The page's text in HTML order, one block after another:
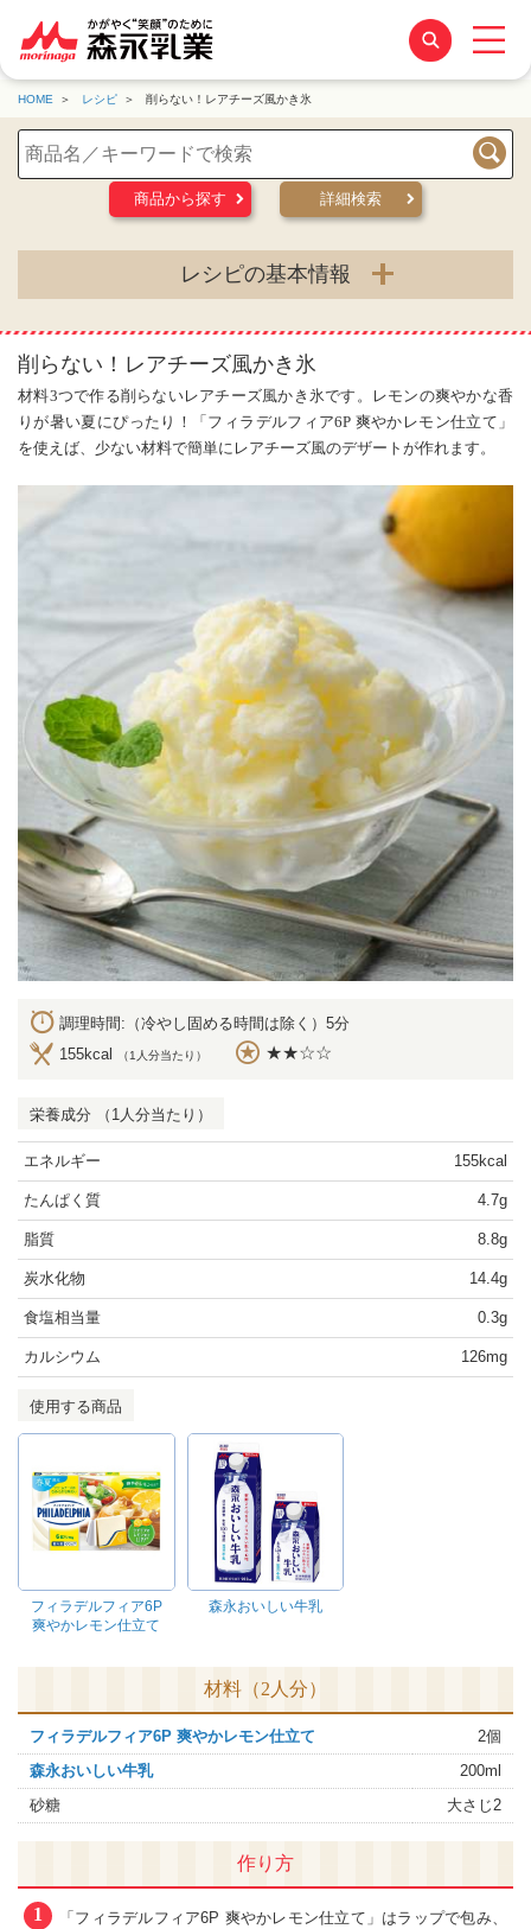
HOME レシピ 削らない！レアチーズ風かき氷
検索
商品から探す
詳細検索
レシピの基本情報
削らない！レアチーズ風かき氷
材料3つで作る削らないレアチーズ風かき氷です。レモンの爽やかな香
りが暑い夏にぴったり！「フィラデルフィア6P 爽やかレモン仕立て」
を使えば、少ない材料で簡単にレアチーズ風のデザートが作れます。
調理時間:（冷やし固める時間は除く）5分
155kcal
（1人分当たり） ★★☆☆
栄養成分 （1人分当たり）
エネルギー 155kcal
たんぱく質 4.7g
脂質 8.8g
炭水化物 14.4g
食塩相当量 0.3g
カルシウム 126mg
使用する商品
フィラデルフィア6P
爽やかレモン仕立て
森永おいしい牛乳
材料（2人分）
フィラデルフィア6P 爽やかレモン仕立て
2個
森永おいしい牛乳
200ml
砂糖
大さじ2
作り方
1
「フィラデルフィア6P 爽やかレモン仕立て」はラップで包み、